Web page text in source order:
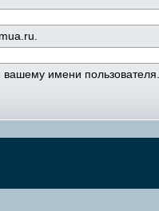
вашему имени пользователя.